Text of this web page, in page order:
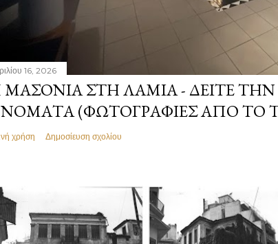
16, 2026
ΣΤΗ ΛΑΜΊΑ - ΔΕΊΤΕ
(ΦΩΤΟΓΡΑΦΊΕΣ ΑΠΌ ΤΟ
χρήση Δημοσίευση σχολίου